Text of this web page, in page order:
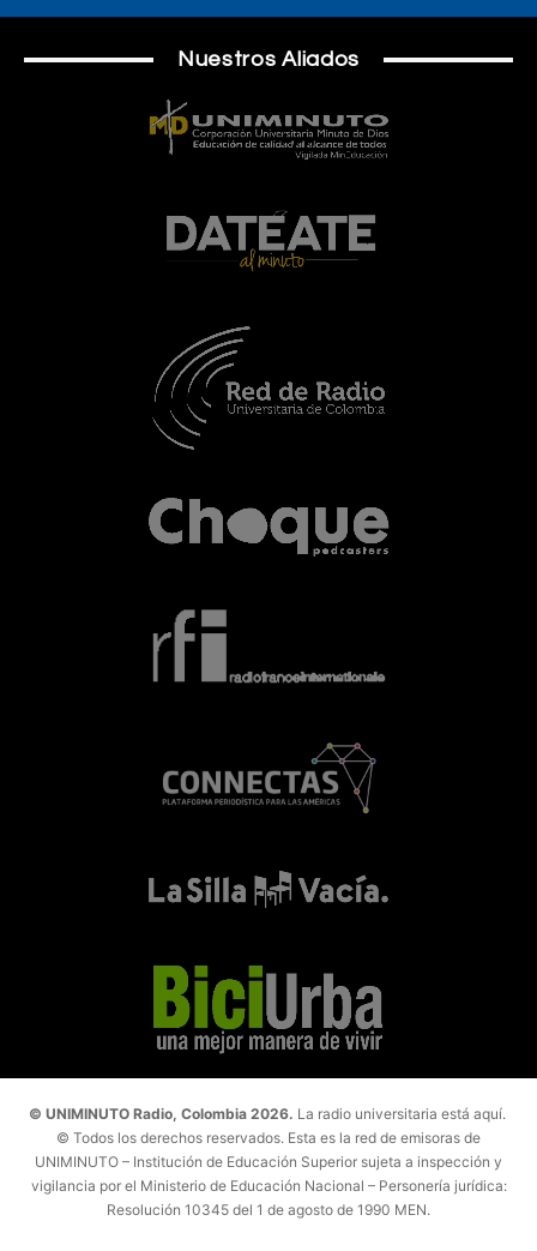
Nuestros Aliados
© UNIMINUTO Radio, Colombia 2026. La radio universitaria está aquí.
© Todos los derechos reservados. Esta es la red de emisoras de
UNIMINUTO – Institución de Educación Superior sujeta a inspección y
vigilancia por el Ministerio de Educación Nacional – Personería jurídica:
Resolución 10345 del 1 de agosto de 1990 MEN.